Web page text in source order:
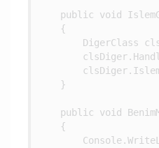
public void
    {
DigerClass
    }
public void
    {